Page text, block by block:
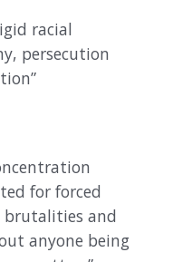
racial
persecution
”
for forced
brutalities and
anyone being